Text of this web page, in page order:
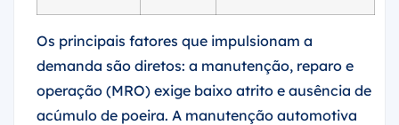
Os principais fatores que impulsionam a
demanda são diretos: a manutenção, reparo e
operação (MRO) exige baixo atrito e ausência de
acúmulo de poeira. A manutenção automotiva